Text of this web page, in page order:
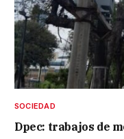
SOCIEDAD
Dpec: trabajos de